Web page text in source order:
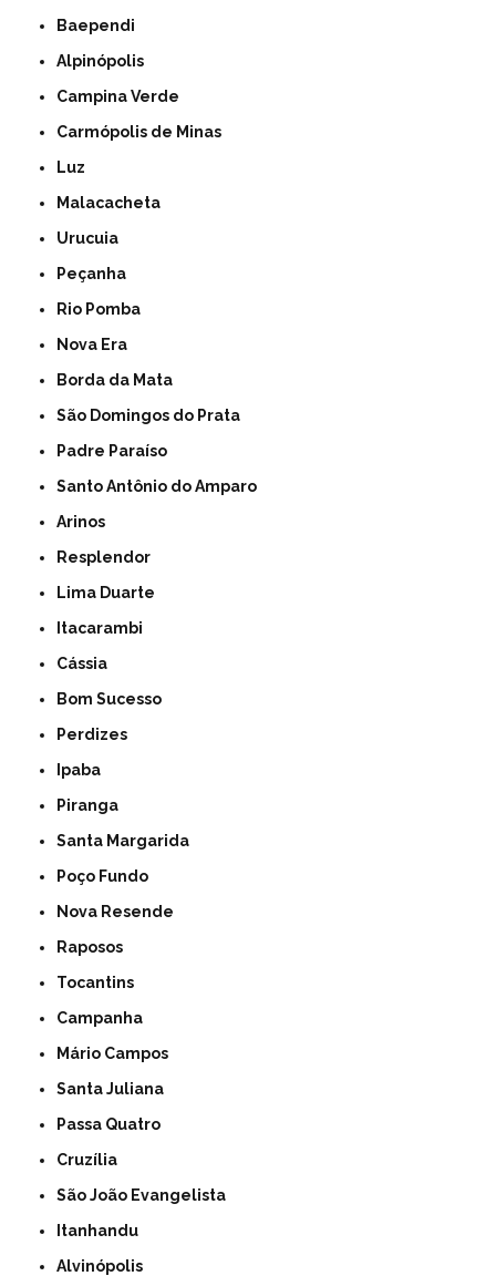
Baependi
Alpinópolis
Campina Verde
Carmópolis de Minas
Luz
Malacacheta
Urucuia
Peçanha
Rio Pomba
Nova Era
Borda da Mata
São Domingos do Prata
Padre Paraíso
Santo Antônio do Amparo
Arinos
Resplendor
Lima Duarte
Itacarambi
Cássia
Bom Sucesso
Perdizes
Ipaba
Piranga
Santa Margarida
Poço Fundo
Nova Resende
Raposos
Tocantins
Campanha
Mário Campos
Santa Juliana
Passa Quatro
Cruzília
São João Evangelista
Itanhandu
Alvinópolis